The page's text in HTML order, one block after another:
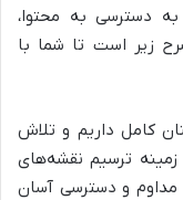
به دسترسی به محتوا،
زیر است تا شما با
کامل داریم و تلاش
زمینه ترسیم نقشه‌های
مداوم و دسترسی آسان